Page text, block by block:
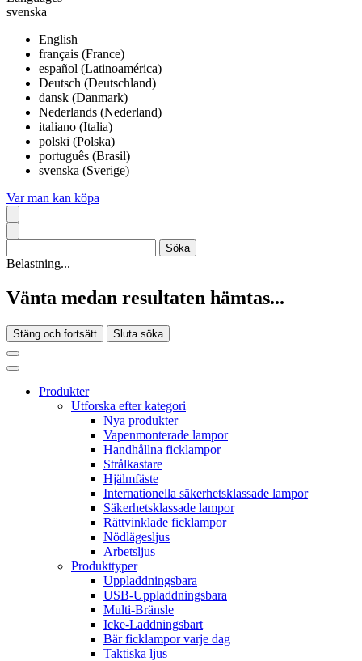
svenska
English
français (France)
español (Latinoamérica)
Deutsch (Deutschland)
dansk (Danmark)
Nederlands (Nederland)
italiano (Italia)
polski (Polska)
português (Brasil)
svenska (Sverige)
Var man kan köpa
Belastning...
Vänta medan resultaten hämtas...
Stäng och fortsätt Sluta söka
Produkter
Utforska efter kategori
Nya produkter
Vapenmonterade lampor
Handhållna ficklampor
Strålkastare
Hjälmfäste
Internationella säkerhetsklassade lampor
Säkerhetsklassade lampor
Rättvinklade ficklampor
Nödlägesljus
Arbetsljus
Produkttyper
Uppladdningsbara
USB-Uppladdningsbara
Multi-Bränsle
Icke-Laddningsbart
Bär ficklampor varje dag
Taktiska ljus